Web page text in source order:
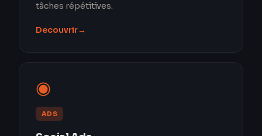
tâches répétitives.
Decouvrir→
◉
ADS